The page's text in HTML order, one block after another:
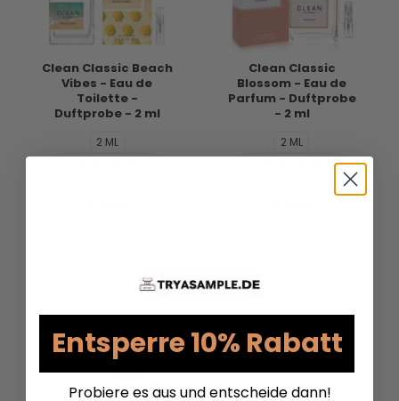
Clean Classic Beach
Vibes - Eau de
Toilette -
Duftprobe - 2 ml
2 ML
Clean Classic
Blossom - Eau de
Parfum - Duftprobe
- 2 ml
2 ML
10 ML Reisegröße
Entsperre 10% Rabatt
Probiere es aus und entscheide dann!